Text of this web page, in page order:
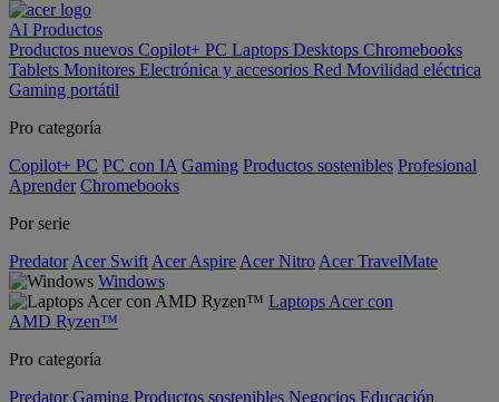
AI Productos
Productos nuevos Copilot+ PC Laptops Desktops Chromebooks
Tablets Monitores Electrónica y accesorios Red Movilidad eléctrica
Gaming portátil
Pro categoría
Copilot+ PC PC con IA Gaming Productos sostenibles Profesional
Aprender Chromebooks
Por serie
Predator Acer Swift Acer Aspire Acer Nitro Acer TravelMate
Windows
Laptops Acer con
AMD Ryzen™
Pro categoría
Predator Gaming Productos sostenibles Negocios Educación